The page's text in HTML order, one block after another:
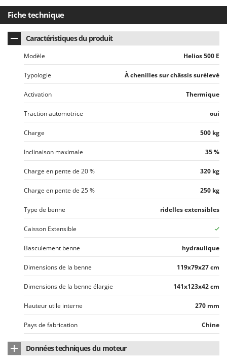
Fiche technique
Caractéristiques du produit
Modèle Helios 500 E
Typologie À chenilles sur châssis surélevé
Activation Thermique
Traction automotrice oui
Charge 500 kg
Inclinaison maximale 35 %
Charge en pente de 20 % 320 kg
Charge en pente de 25 % 250 kg
Type de benne ridelles extensibles
Caisson Extensible
Basculement benne hydraulique
Dimensions de la benne 119x79x27 cm
Dimensions de la benne élargie 141x123x42 cm
Hauteur utile interne 270 mm
Pays de fabrication Chine
Données techniques du moteur